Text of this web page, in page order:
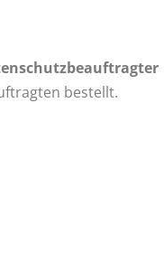
bestellt.